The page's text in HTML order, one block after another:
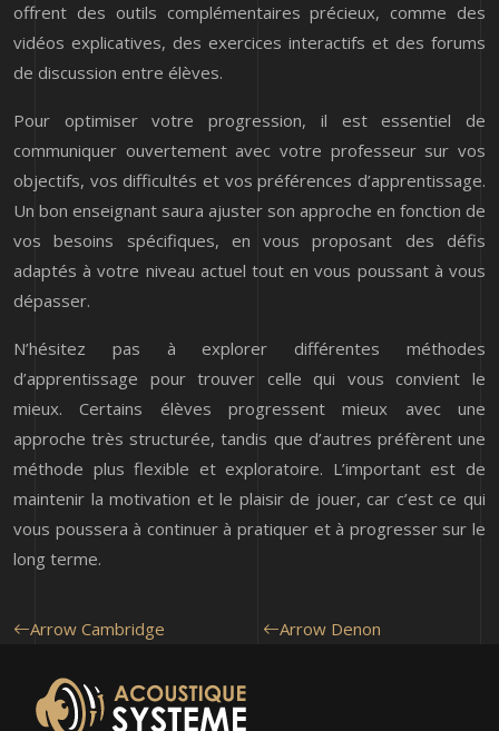
offrent des outils complémentaires précieux, comme des
vidéos explicatives, des exercices interactifs et des forums
de discussion entre élèves.
Pour optimiser votre progression, il est essentiel de
communiquer ouvertement avec votre professeur sur vos
objectifs, vos difficultés et vos préférences d’apprentissage.
Un bon enseignant saura ajuster son approche en fonction de
vos besoins spécifiques, en vous proposant des défis
adaptés à votre niveau actuel tout en vous poussant à vous
dépasser.
N’hésitez pas à explorer différentes méthodes
d’apprentissage pour trouver celle qui vous convient le
mieux. Certains élèves progressent mieux avec une
approche très structurée, tandis que d’autres préfèrent une
méthode plus flexible et exploratoire. L’important est de
maintenir la motivation et le plaisir de jouer, car c’est ce qui
vous poussera à continuer à pratiquer et à progresser sur le
long terme.
Arrow Cambridge Arrow Denon